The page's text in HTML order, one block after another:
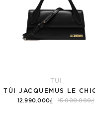
TÚI
12.990.000₫ 15.000.000₫